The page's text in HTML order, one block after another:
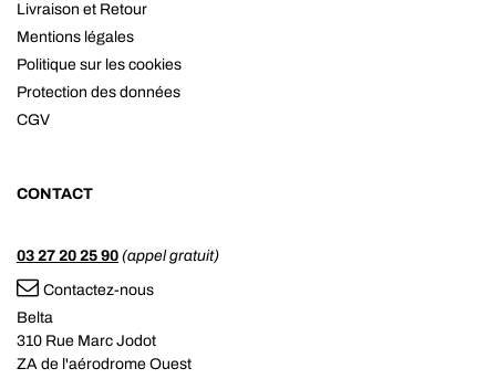
Livraison et Retour
Mentions légales
Politique sur les cookies
Protection des données
CGV
CONTACT
03 27 20 25 90 (appel gratuit)
Contactez-nous
Belta
310 Rue Marc Jodot
ZA de l'aérodrome Ouest